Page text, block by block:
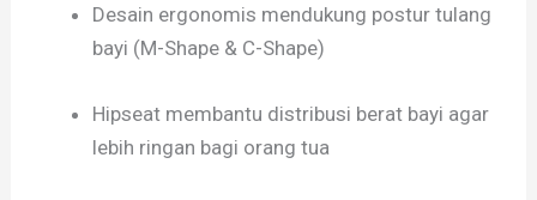
Desain ergonomis mendukung postur tulang
bayi (M-Shape & C-Shape)
Hipseat membantu distribusi berat bayi agar
lebih ringan bagi orang tua